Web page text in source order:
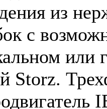
из
с
или
Storz.